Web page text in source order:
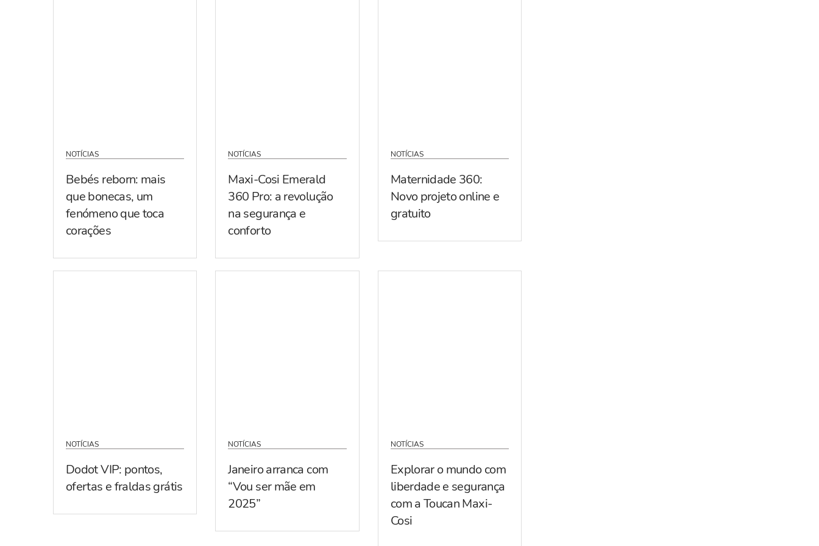
NOTÍCIAS
Bebés reborn: mais
que bonecas, um
fenómeno que toca
corações
NOTÍCIAS
Maxi-Cosi Emerald
360 Pro: a revolução
na segurança e
conforto
NOTÍCIAS
Maternidade 360:
Novo projeto online e
gratuito
NOTÍCIAS
Dodot VIP: pontos,
ofertas e fraldas grátis
NOTÍCIAS
Janeiro arranca com
“Vou ser mãe em
2025”
NOTÍCIAS
Explorar o mundo com
liberdade e segurança
com a Toucan Maxi-
Cosi